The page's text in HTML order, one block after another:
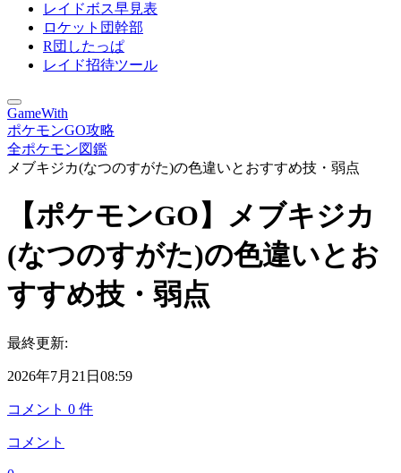
レイドボス早見表
ロケット団幹部
R団したっぱ
レイド招待ツール
GameWith
ポケモンGO攻略
全ポケモン図鑑
メブキジカ(なつのすがた)の色違いとおすすめ技・弱点
【ポケモンGO】メブキジカ
(なつのすがた)の色違いとお
すすめ技・弱点
最終更新:
2026年7月21日08:59
コメント 0 件
コメント